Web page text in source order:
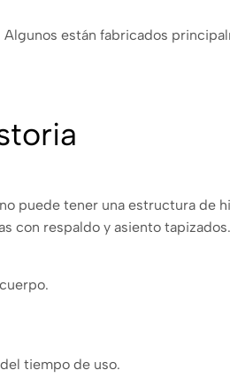
están fabricados
puede tener una estructura de
con respaldo y asiento tapizados.
tiempo de uso.